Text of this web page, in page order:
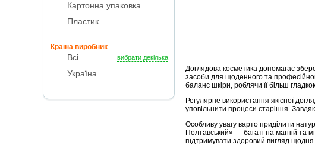
Картонна упаковка
Пластик
Країна виробник
Всі вибрати декілька
Україна
Доглядова косметика допомагає
засоби для щоденного та
баланс шкіри, роблячи її більш
Регулярне використання якісної
уповільнити процеси старіння.
Особливу увагу варто приділити
Полтавський» — багаті на магній та
підтримувати здоровий вигляд щодня.